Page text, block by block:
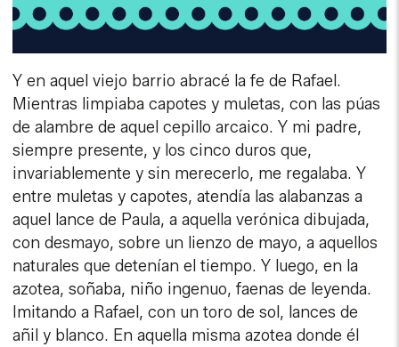
Y en aquel viejo barrio abracé la fe de Rafael.
Mientras limpiaba capotes y muletas, con las púas
de alambre de aquel cepillo arcaico. Y mi padre,
siempre presente, y los cinco duros que,
invariablemente y sin merecerlo, me regalaba. Y
entre muletas y capotes, atendía las alabanzas a
aquel lance de Paula, a aquella verónica dibujada,
con desmayo, sobre un lienzo de mayo, a aquellos
naturales que detenían el tiempo. Y luego, en la
azotea, soñaba, niño ingenuo, faenas de leyenda.
Imitando a Rafael, con un toro de sol, lances de
añil y blanco. En aquella misma azotea donde él